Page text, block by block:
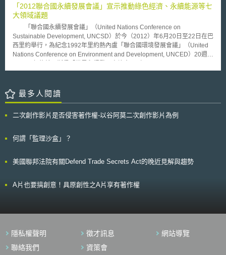
國產業部（Ministre chargé de l'Industrie）部長Roland Lescure提出以下
三大行動，並額外投資5億歐元執行： （1）建立25個大學創新中心（Pôles
Universitaires d'Innovation, PUI）：法國政府將投入1.6億歐元，在大學網
站上提供創新戰略、單一治理及敏捷方法，藉此激發研發團隊潛力及創意。
PUI將在不額外增設法律規範之情況下，與現有政策結合推動上述措施。
（2）透過既有措施推動深度科技：透過i-Lab、法國科技新興獎學金、深度
技術發展援助計畫等現有措施，以及增設法國科技實驗室獎學金，加速深度
成果，建立評估研發成果之檢測及支援能力，並依領域性質，研究各領域專
利證書、標準化和相關法規。
「2012聯合國永續發展會議」宣示推動綠色經濟、永續能源等七
大領域議題
「聯合國永續發展會議」（United Nations Conference on
Sustainable Development, UNCSD）於今（2012）年6月20日至22日在巴
西里約舉行，為紀念1992年里約熱內盧「聯合國環境發展會議」（United
Nations Conference on Environment and Development, UNCED）20週年
Sustainable Development, WSSD）10週年，而稱為「里約+20」
以及永續發展的制度框架兩大議題；並且優先關注包括就業、能源、城市、
糧食安全及農業、水、海洋及災害等七大領域。其中在能源方面指出，能源
產、或收入，皆與能源息息相關。依據國際能源署（International Energy
口仍倚賴木材、煤、炭來烹煮或取暖；能源是氣候變遷的主要影響因素，大
濟、保護生態系統，透過聯合國秘書長於2011年9月提出的「全面永續能源
會團體，投入空前的努力，已進行了超過一百項的承諾與行動。在政府參與
務；以及一些非政府組織或個人，例如電氣電子工程師協會（Institute of
Electrical and Electronics Engineers）等多個專業協會，均承諾投入持續
最多人閱讀
二次創作影片是否侵害著作權-以谷阿莫二次創作影片為例
何謂「監理沙盒」？
美國聯邦法院有關Defend Trade Secrets Act的晚近見解與趨勢
A片也要搞創意！具原創性之A片享有著作權
隱私權聲明 徵才訊息
網站導覽
聯絡我們
資策會